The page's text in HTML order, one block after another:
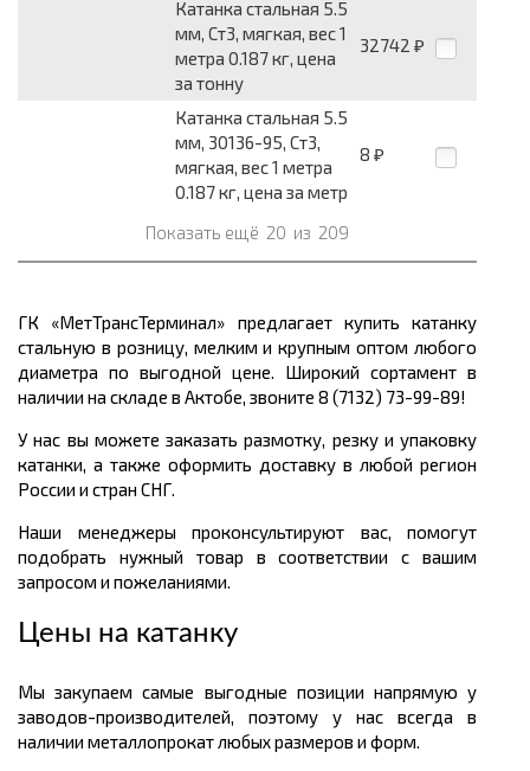
Катанка стальная 5.5
мм, Ст3, мягкая, вес 1
метра 0.187 кг, цена
за тонну
32742 ₽
Катанка стальная 5.5
мм, 30136-95, Ст3,
мягкая, вес 1 метра
0.187 кг, цена за метр
8 ₽
Показать ещё 20 из 209
ГК «МетТрансТерминал» предлагает купить катанку
стальную в розницу, мелким и крупным оптом любого
диаметра по выгодной цене. Широкий сортамент в
наличии на складе в Актобе, звоните 8 (7132) 73-99-89!
У нас вы можете заказать размотку, резку и упаковку
катанки, а также оформить доставку в любой регион
России и стран СНГ.
Наши менеджеры проконсультируют вас, помогут
подобрать нужный товар в соответствии с вашим
запросом и пожеланиями.
Цены на катанку
Мы закупаем самые выгодные позиции напрямую у
заводов-производителей, поэтому у нас всегда в
наличии металлопрокат любых размеров и форм.